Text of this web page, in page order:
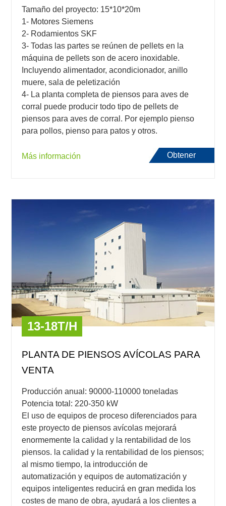
Tamaño del proyecto: 15*10*20m
1- Motores Siemens
2- Rodamientos SKF
3- Todas las partes se reúnen de pellets en la
máquina de pellets son de acero inoxidable.
Incluyendo alimentador, acondicionador, anillo
muere, sala de peletización
4- La planta completa de piensos para aves de
corral puede producir todo tipo de pellets de
piensos para aves de corral. Por ejemplo pienso
para pollos, pienso para patos y otros.
Más información
Obtener
13-18T/H
PLANTA DE PIENSOS AVÍCOLAS PARA
VENTA
Producción anual: 90000-110000 toneladas
Potencia total: 220-350 kW
El uso de equipos de proceso diferenciados para
este proyecto de piensos avícolas mejorará
enormemente la calidad y la rentabilidad de los
piensos. la calidad y la rentabilidad de los piensos;
al mismo tiempo, la introducción de
automatización y equipos de automatización y
equipos inteligentes reducirá en gran medida los
costes de mano de obra, ayudará a los clientes a